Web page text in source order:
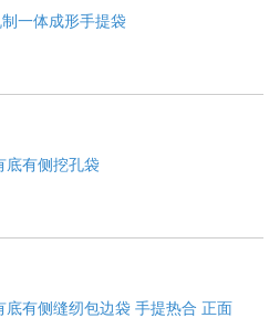
一体成形手提袋
底有侧挖孔袋
底有侧缝纫包边袋 手提热合 正面